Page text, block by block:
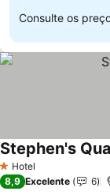
Consulte os
1 Estrelas
Hotel
Stephen's
8,9 Excelente 6